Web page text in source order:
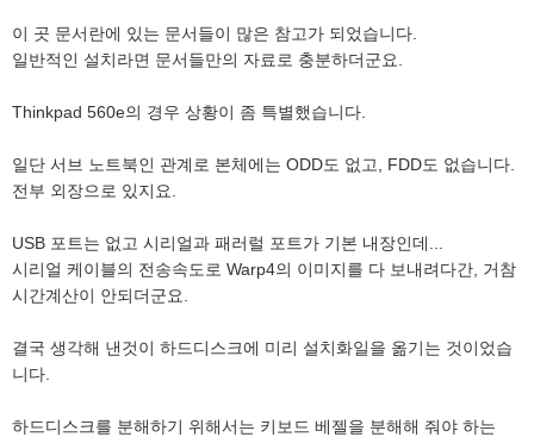
이 곳 문서란에 있는 문서들이 많은 참고가 되었습니다.
일반적인 설치라면 문서들만의 자료로 충분하더군요.
Thinkpad 560e의 경우 상황이 좀 특별했습니다.
일단 서브 노트북인 관계로 본체에는 ODD도 없고, FDD도 없습니다.
전부 외장으로 있지요.
USB 포트는 없고 시리얼과 패러럴 포트가 기본 내장인데...
시리얼 케이블의 전송속도로 Warp4의 이미지를 다 보내려다간, 거참
시간계산이 안되더군요.
결국 생각해 낸것이 하드디스크에 미리 설치화일을 옮기는 것이었습
니다.
하드디스크를 분해하기 위해서는 키보드 베젤을 분해해 줘야 하는